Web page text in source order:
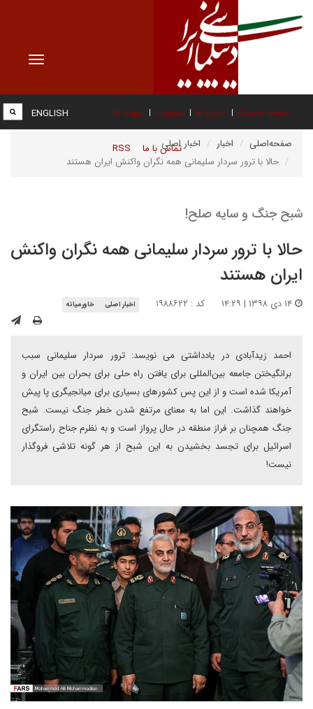
Toggle
صفحه نخست درباره ما عضویت پیوند ها
تماس با ما RSS
ENGLISH
صفحه‌اصلی اخبار
اخبار اصلی
حالا با ترور سردار سلیمانی همه نگران واکنش ایران هستند
شبح جنگ و سایه صلح!
حالا با ترور سردار سلیمانی همه نگران واکنش
ایران هستند
کد : ۱۹۸۸۶۲۲ اخبار اصلی خاورمیانه
احمد زیدآبادی در یادداشتی می نویسد: ترور سردار سلیمانی سبب
برانگیختن جامعه بین‌المللی برای یافتن راه حلی برای بحران بین ایران و
آمریکا شده است و از این پس کشورهای بسیاری برای میانجیگری پا پیش
خواهند گذاشت. این اما به معنای مرتفع شدن خطر جنگ نیست. شبح
جنگ همچنان بر فراز منطقه در حال پرواز است و به نظرم جناح راستگرای
اسرائیل برای تجسد بخشیدن به این شبح از هر گونه تلاشی فروگذار
نیست!